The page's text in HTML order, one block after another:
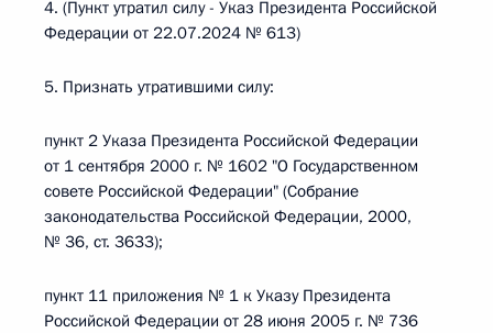
4. (Пункт утратил силу - Указ Президента Российской
Федерации от 22.07.2024 № 613)
5. Признать утратившими силу:
пункт 2 Указа Президента Российской Федерации
от 1 сентября 2000 г. № 1602 "О Государственном
совете Российской Федерации" (Собрание
законодательства Российской Федерации, 2000,
№ 36, ст. 3633);
пункт 11 приложения № 1 к Указу Президента
Российской Федерации от 28 июня 2005 г. № 736